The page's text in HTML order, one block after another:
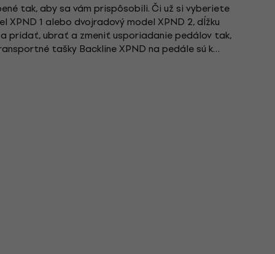
tak, aby sa vám prispôsobili. Či už si vyberiete
XPND 1 alebo dvojradový model XPND 2, dĺžku
pridať, ubrať a zmeniť usporiadanie pedálov tak,
tašky Backline XPND na pedále sú k
1 aj 2, takže...